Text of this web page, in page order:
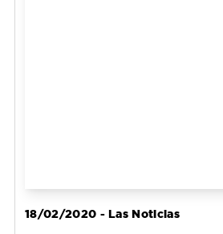
18/02/2020 - Las Noticias